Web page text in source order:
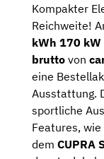
Kompakter
Reichweite!
kWh 170 kW
brutto von
eine
Ausstattung.
sportliche
Features, wie
dem CUPRA